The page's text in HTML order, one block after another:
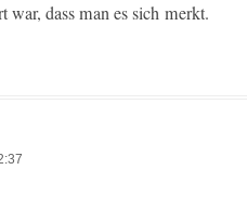
war, dass man es sich merkt.